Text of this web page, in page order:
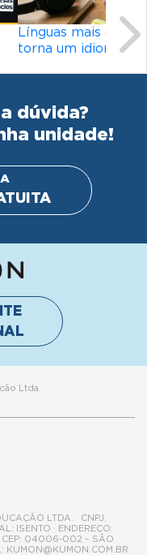
o que
dúvida?
unidade!
Ltda.
LTDA. · CNPJ:
ISENTO · ENDEREÇO:
CEP: 04006-002 – SÃO
KUMON@KUMON.COM.BR